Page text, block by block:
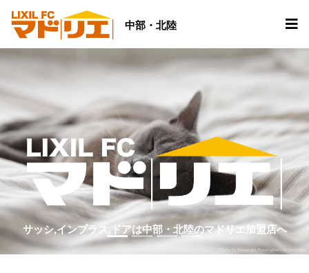
中部・北陸
サッシ,インプラス,ドアは中部・北陸のマドリエ加盟店へ